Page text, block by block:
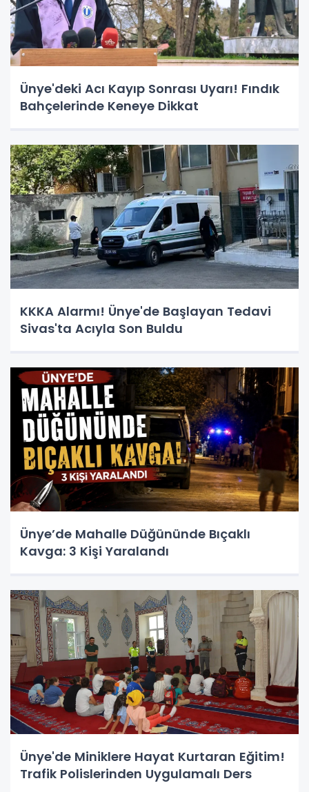
Ünye'deki Acı Kayıp Sonrası Uyarı! Fındık
Bahçelerinde Keneye Dikkat
KKKA Alarmı! Ünye'de Başlayan Tedavi
Sivas'ta Acıyla Son Buldu
Ünye’de Mahalle Düğününde Bıçaklı
Kavga: 3 Kişi Yaralandı
Ünye'de Miniklere Hayat Kurtaran Eğitim!
Trafik Polislerinden Uygulamalı Ders